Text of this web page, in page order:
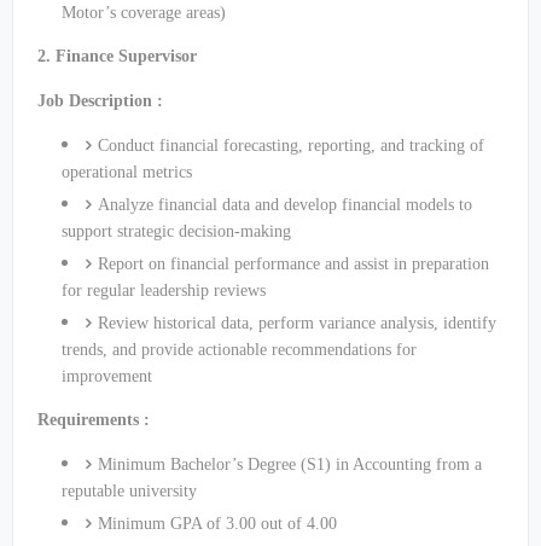
Motor’s coverage areas)
2. Finance Supervisor
Job Description :
Conduct financial forecasting, reporting, and tracking of
operational metrics
Analyze financial data and develop financial models to
support strategic decision-making
Report on financial performance and assist in preparation
for regular leadership reviews
Review historical data, perform variance analysis, identify
trends, and provide actionable recommendations for
improvement
Requirements :
Minimum Bachelor’s Degree (S1) in Accounting from a
reputable university
Minimum GPA of 3.00 out of 4.00